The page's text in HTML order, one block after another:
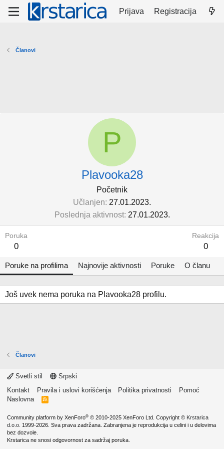
Prijava Registracija
Članovi
P
Plavooka28
Početnik
Učlanjen 27.01.2023.
Poslednja aktivnost 27.01.2023.
Poruka
0
Reakcija
0
Poruke na profilima Najnovije aktivnosti Poruke O članu
Još uvek nema poruka na Plavooka28 profilu.
Članovi
Svetli stil
Srpski
Kontakt
Pravila i uslovi korišćenja Politika privatnosti
Pomoć
Naslovna
R
Community platform by XenForo® © 2010-2025 XenForo Ltd. Copyright © Krstarica
d.o.o. 1999-2026. Sva prava zadržana. Zabranjena je reprodukcija u celini i u delovima
bez dozvole.
Krstarica ne snosi odgovornost za sadržaj poruka.